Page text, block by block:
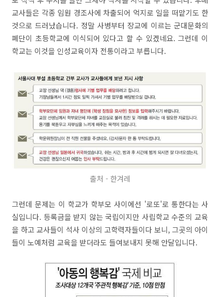
교사들은 각종 임원 경조사에 차출되어 억지로 일을 떠맡기도 한
것으로 드러났습니다. 정말 사병부터 장교에 이르는 군대문화의
폐단이 초등학교에 이식되어 있다고 할 수 있겠네요. 그런데 이
학교는 이것을 인성교육이자 전통이라고 부릅니다.
출처 - 한겨레
그런데 문제는 이 학교가 학부모 사이에선 '로또'로 통한다는 사
실입니다. 등록금을 받지 않는 국립이지만 사립학교 수준의 교육
을 하고 교사들이 석사 이상의 고학력자들이다 보니, 그곳의 아이
들이 노예처럼 교육을 받더라도 들여보내지 못해 안달입니다.